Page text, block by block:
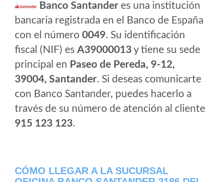
Banco Santander es una institución
bancaria registrada en el Banco de España
con el número 0049. Su identificación
fiscal (NIF) es A39000013y tiene su sede
principal en Paseo de Pereda, 9-12,
39004, Santander. Si deseas comunicarte
con Banco Santander, puedes hacerlo a
través de su número de atención al cliente
915 123 123.
CÓMO LLEGAR A LA SUCURSAL